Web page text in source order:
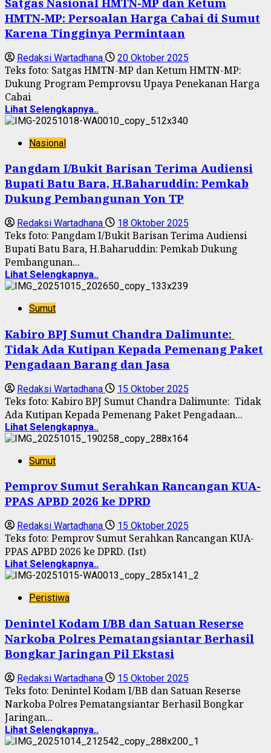
HMTN-MP: Persoalan Harga Cabai di Sumut
Karena Tingginya Permintaan
Redaksi Wartadhana 20 Oktober 2025
Teks foto: Satgas HMTN-MP dan Ketum HMTN-MP:
Dukung Program Pemprovsu Upaya Penekanan Harga
Cabai
Lihat Selengkapnya..
Nasional
Pangdam I/Bukit Barisan Terima Audiensi
Bupati Batu Bara, H.Baharuddin: Pemkab
Dukung Pembangunan Yon TP
Redaksi Wartadhana 18 Oktober 2025
Teks foto: Pangdam I/Bukit Barisan Terima Audiensi
Bupati Batu Bara, H.Baharuddin: Pemkab Dukung
Pembangunan...
Lihat Selengkapnya..
Sumut
Kabiro BPJ Sumut Chandra Dalimunte:
Tidak Ada Kutipan Kepada Pemenang Paket
Pengadaan Barang dan Jasa
Redaksi Wartadhana 15 Oktober 2025
Teks foto: Kabiro BPJ Sumut Chandra Dalimunte: Tidak
Ada Kutipan Kepada Pemenang Paket Pengadaan...
Lihat Selengkapnya..
Sumut
Pemprov Sumut Serahkan Rancangan KUA-
PPAS APBD 2026 ke DPRD
Redaksi Wartadhana 15 Oktober 2025
Teks foto: Pemprov Sumut Serahkan Rancangan KUA-
PPAS APBD 2026 ke DPRD. (Ist)
Lihat Selengkapnya..
Peristiwa
Denintel Kodam I/BB dan Satuan Reserse
Narkoba Polres Pematangsiantar Berhasil
Bongkar Jaringan Pil Ekstasi
Redaksi Wartadhana 15 Oktober 2025
Teks foto: Denintel Kodam I/BB dan Satuan Reserse
Narkoba Polres Pematangsiantar Berhasil Bongkar
Jaringan...
Lihat Selengkapnya..